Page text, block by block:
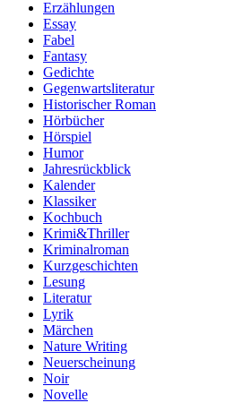
Erzählungen
Essay
Fabel
Fantasy
Gedichte
Gegenwartsliteratur
Historischer Roman
Hörbücher
Hörspiel
Humor
Jahresrückblick
Kalender
Klassiker
Kochbuch
Krimi&Thriller
Kriminalroman
Kurzgeschichten
Lesung
Literatur
Lyrik
Märchen
Nature Writing
Neuerscheinung
Noir
Novelle